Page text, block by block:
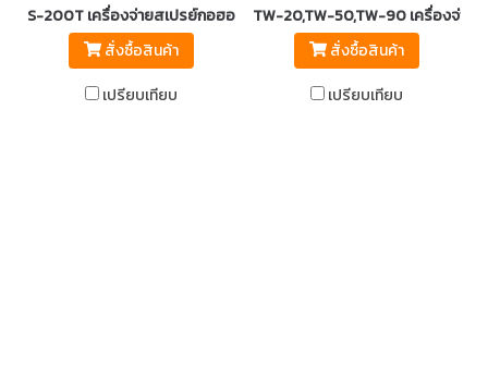
S-200T เครื่องจ่ายสเปรย์กอฮอล์อัตโนมัติ สแตนเลส No.304
สั่งซื้อสินค้า
เปรียบเทียบ
TW-20,TW-50,TW-90 เครื่องจ่าย
สั่งซื้อสินค้า
เปรียบเทียบ